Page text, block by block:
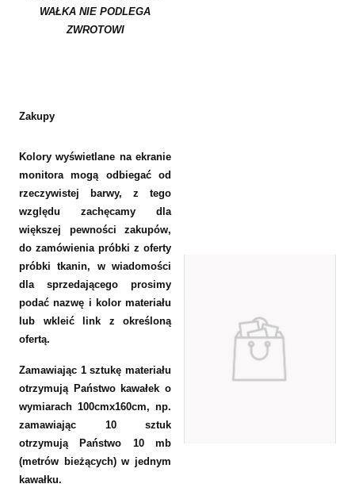
WAŁKA NIE PODLEGA
ZWROTOWI
Zakupy
Kolory wyświetlane na ekranie
monitora mogą odbiegać od
rzeczywistej barwy, z tego
względu zachęcamy dla
większej pewności zakupów,
do zamówienia próbki z oferty
próbki tkanin, w wiadomości
dla sprzedającego prosimy
podać nazwę i kolor materiału
lub wkleić link z określoną
ofertą.
Zamawiając 1 sztukę materiału
otrzymują Państwo kawałek o
wymiarach 100cmx160cm, np.
zamawiając 10 sztuk
otrzymują Państwo 10 mb
(metrów bieżących) w jednym
kawałku.